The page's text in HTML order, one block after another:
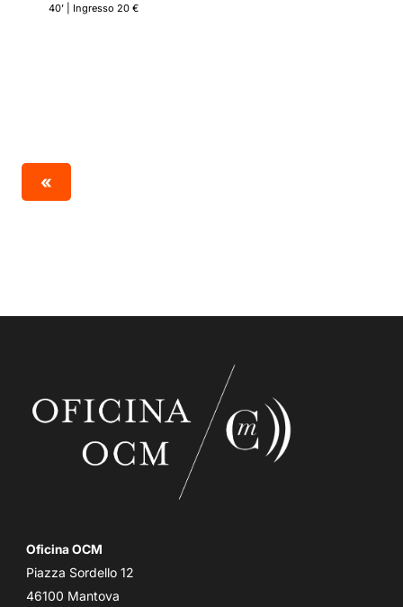
40’ | Ingresso 20 €
«
Oficina OCM
Piazza Sordello 12
46100 Mantova